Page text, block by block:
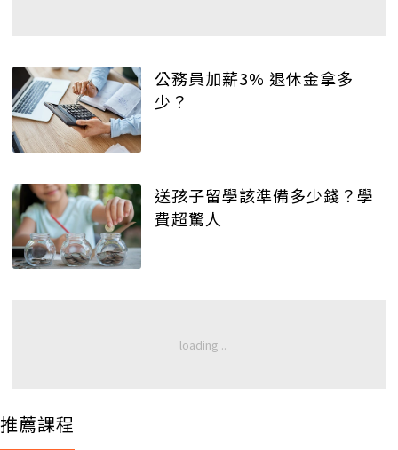
公務員加薪3% 退休金拿多
少？
送孩子留學該準備多少錢？學
費超驚人
推薦課程